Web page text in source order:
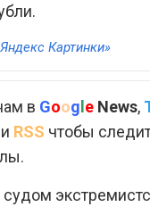
Картинки»
в Goog e News,
и RSS чтобы